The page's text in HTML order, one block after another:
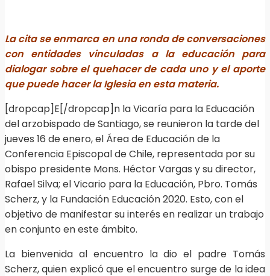
La cita se enmarca en una ronda de conversaciones
con entidades vinculadas a la educación para
dialogar sobre el quehacer de cada uno y el aporte
que puede hacer la Iglesia en esta materia.
[dropcap]E[/dropcap]n la Vicaría para la Educación
del arzobispado de Santiago, se reunieron la tarde del
jueves 16 de enero, el Área de Educación de la
Conferencia Episcopal de Chile, representada por su
obispo presidente Mons. Héctor Vargas y su director,
Rafael Silva; el Vicario para la Educación, Pbro. Tomás
Scherz, y la Fundación Educación 2020. Esto, con el
objetivo de manifestar su interés en realizar un trabajo
en conjunto en este ámbito.
La bienvenida al encuentro la dio el padre Tomás
Scherz, quien explicó que el encuentro surge de la idea